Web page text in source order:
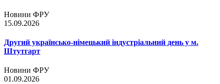
Новини ФРУ
15.09.2026
Другий українсько-німецький індустріальний день у м.
Штутгарт
Новини ФРУ
01.09.2026